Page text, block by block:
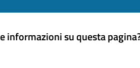
informazioni su questa